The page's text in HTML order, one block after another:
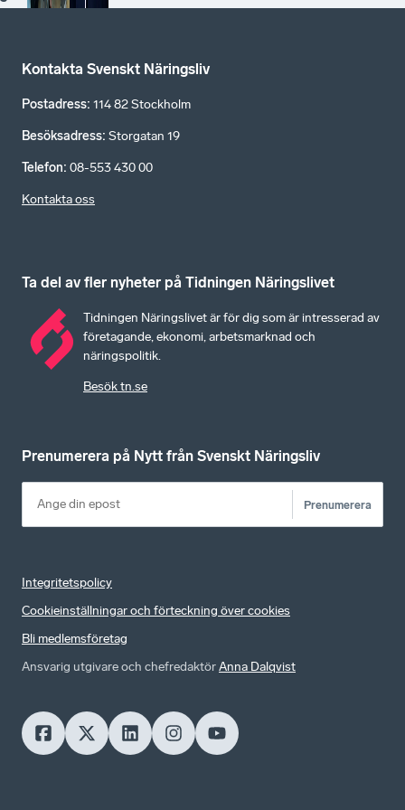
Kontakta Svenskt Näringsliv
Postadress: 114 82 Stockholm
Besöksadress: Storgatan 19
Telefon: 08-553 430 00
Kontakta oss
Ta del av fler nyheter på Tidningen Näringslivet
Tidningen Näringslivet är för dig som är intresserad av
företagande, ekonomi, arbetsmarknad och
näringspolitik.
Besök tn.se
Prenumerera på Nytt från Svenskt Näringsliv
Prenumerera
Integritetspolicy
Cookieinställningar och förteckning över cookies
Bli medlemsföretag
Ansvarig utgivare och chefredaktörAnna Dalqvist